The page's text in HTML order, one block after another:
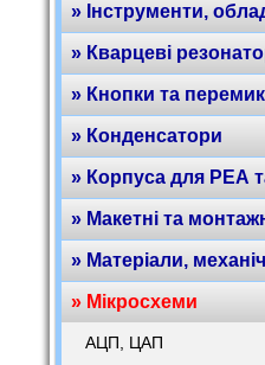
» Інструменти,
» Кварцеві
» Кнопки та
» Конденсатори
» Корпуса для РЕА
» Макетні та
» Матеріали,
» Мікросхеми
АЦП, ЦАП